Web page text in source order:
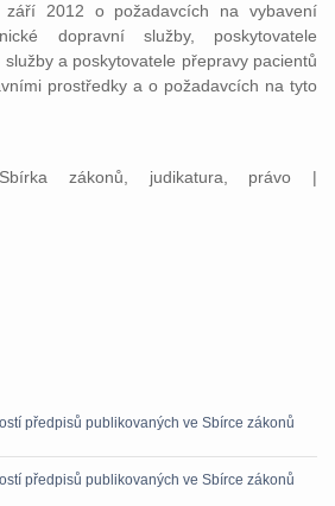
2012 o požadavcích na vybavení
dopravní služby, poskytovatele
a poskytovatele přepravy pacientů
prostředky a o požadavcích na tyto
zákonů, judikatura, právo |
předpisů publikovaných ve Sbírce zákonů
předpisů publikovaných ve Sbírce zákonů